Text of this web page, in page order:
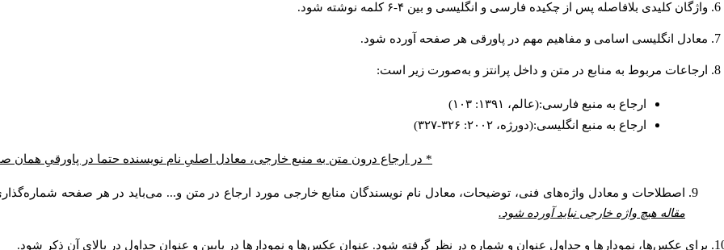
واژگان کلیدی بلافاصله پس از چکیده فارسی و انگلیسی و بین ۴-۶ کلمه نوشته شود.
معادل انگلیسی اسامی و مفاهیم مهم در پاورقی هر صفحه آورده شود.
ارجاعات مربوط به منابع در متن و داخل پرانتز و به‌صورت زیر است:
ارجاع به منبع فارسی:(عالم، ۱۳۹۱: ۱۰۳)
ارجاع به منبع انگلیسی:(دورژه، ۲۰۰۲: ۳۲۶-۳۲۷)
* در ارجاع درون متن به منبع خارجی، معادل اصلیِ نام نویسنده حتما در پاورقیِ همان
اصطلاحات و معادل واژه‌های فنی، توضیحات، معادل نام نویسندگان منابع خارجی مورد ارجاع در متن و... می‌باید در هر صفحه
مقاله هیچ واژه خارجی نباید آورده شود.
برای عکس‌ها، نمودارها و جداول عنوان و شماره در نظر گرفته شود. عنوان عکس‌ها و نمودارها در پایین و عنوان جداول در بالای آن ذکر شود.